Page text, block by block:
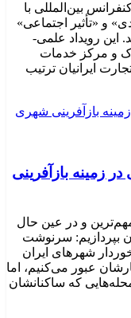
بین‌المللی با
و «تأثیر اجتماعی»
این رویداد علمی-
و مرکز خدمات
ایرانیان ترتیب
زمینه بازآفرینی
و در عین حال
بپردازیم: سرنوشت
شهرهای ایران
عبور می‌کنیم، اما
که ساکنانشان